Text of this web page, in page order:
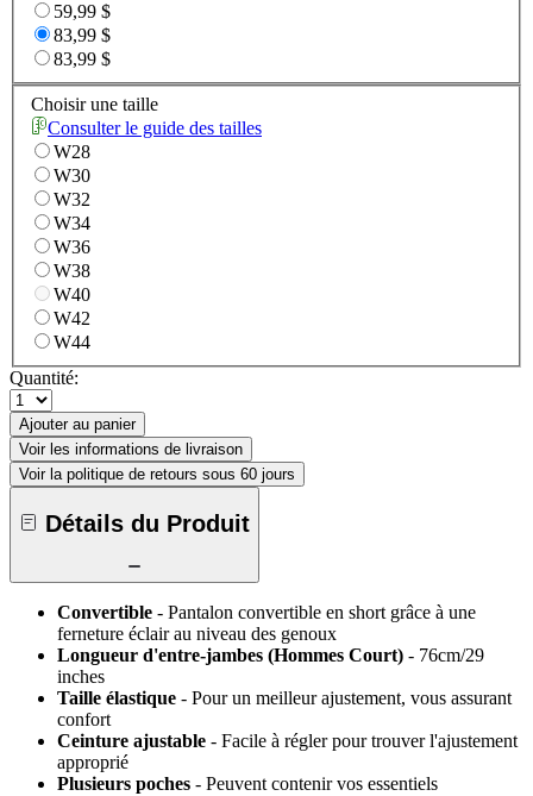
59,99 $
83,99 $
83,99 $
Choisir une taille
Consulter le guide des tailles
W28
W30
W32
W34
W36
W38
W40
W42
W44
Quantité:
Ajouter au panier
Voir les informations de livraison
Voir la politique de retours sous 60 jours
Détails du Produit
Convertible - Pantalon convertible en short grâce à une
ferneture éclair au niveau des genoux
Longueur d'entre-jambes (Hommes Court) - 76cm/29
inches
Taille élastique - Pour un meilleur ajustement, vous assurant
confort
Ceinture ajustable - Facile à régler pour trouver l'ajustement
approprié
Plusieurs poches - Peuvent contenir vos essentiels